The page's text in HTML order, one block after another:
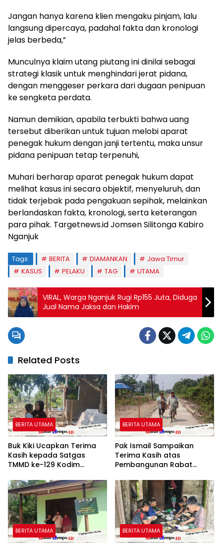
Jangan hanya karena klien mengaku pinjam, lalu
langsung dipercaya, padahal fakta dan kronologi
jelas berbeda,”
Munculnya klaim utang piutang ini dinilai sebagai
strategi klasik untuk menghindari jerat pidana,
dengan menggeser perkara dari dugaan penipuan
ke sengketa perdata.
Namun demikian, apabila terbukti bahwa uang
tersebut diberikan untuk tujuan melobi aparat
penegak hukum dengan janji tertentu, maka unsur
pidana penipuan tetap terpenuhi,
Muhari berharap aparat penegak hukum dapat
melihat kasus ini secara objektif, menyeluruh, dan
tidak terjebak pada pengakuan sepihak, melainkan
berlandaskan fakta, kronologi, serta keterangan
para pihak. Targetnews.id Jomsen Silitonga Kabiro
Nganjuk
Tags: BERITA DIAMANKAN
Jawa Timur
KASUS
PELAKU TAG UTAMA
VIRAL, Warga Nganjuk Rugi Rp155 Juta, Diduga
Jual Nama Jaksa dan Hakim
Related Posts
BERITA UTAMA
Buk Kiki Ucapkan Terima
Kasih kepada Satgas
TMMD ke-129 Kodim
BERITA UTAMA
Pak Ismail Sampaikan
Terima Kasih atas
Pembangunan Rabat
BERITA UTAMA BERITA UTAMA